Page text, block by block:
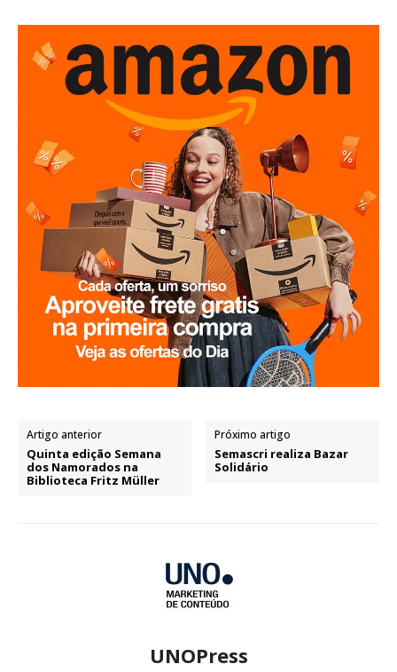
Artigo anterior
Quinta edição Semana
dos Namorados na
Biblioteca Fritz Müller
Próximo artigo
Semascri realiza Bazar
Solidário
UNOPress